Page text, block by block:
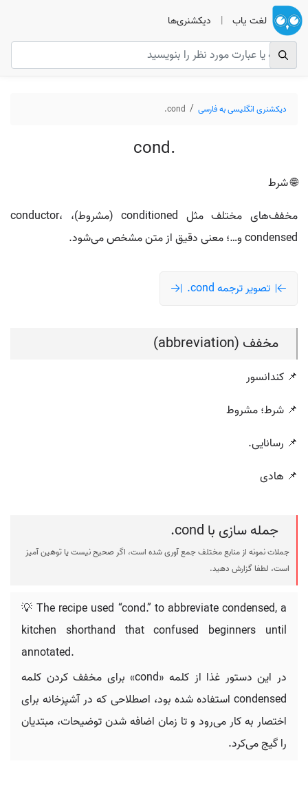
لغت یاب | دیکشنری‌ها
دیکشنری انگلیسی به فارسی cond.
cond.
🌐 شرط
مخفف‌های مختلف مثل conditioned (مشروط)، conductor،
condensed و…؛ معنی دقیق از متن مشخص می‌شود.
تصویر ترجمه cond.
مخفف (abbreviation)
📌 کندانسور
📌 شرط؛ مشروط
📌 رسانایی.
📌 هادی
جمله سازی با cond.
جملات نمونه از منابع مختلف جمع آوری شده است، اگر صحیح نیست یا توهین آمیز
است، لطفا گزارش دهید.
💡 The recipe used “cond.” to abbreviate condensed, a
kitchen shorthand that confused beginners until
annotated.
در این دستور غذا از کلمه «cond» برای مخفف کردن کلمه
condensed استفاده شده بود، اصطلاحی که در آشپزخانه برای
اختصار به کار می‌رود و تا زمان اضافه شدن توضیحات، مبتدیان
را گیج می‌کرد.